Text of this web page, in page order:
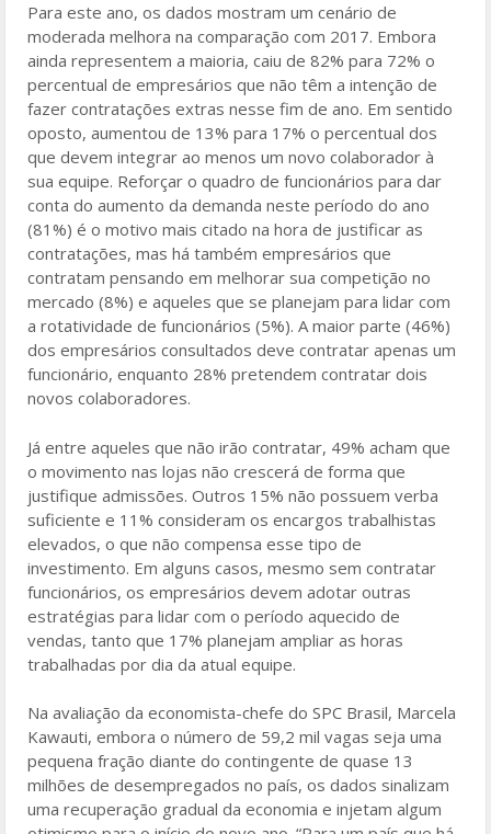
Para este ano, os dados mostram um cenário de
moderada melhora na comparação com 2017. Embora
ainda representem a maioria, caiu de 82% para 72% o
percentual de empresários que não têm a intenção de
fazer contratações extras nesse fim de ano. Em sentido
oposto, aumentou de 13% para 17% o percentual dos
que devem integrar ao menos um novo colaborador à
sua equipe. Reforçar o quadro de funcionários para dar
conta do aumento da demanda neste período do ano
(81%) é o motivo mais citado na hora de justificar as
contratações, mas há também empresários que
contratam pensando em melhorar sua competição no
mercado (8%) e aqueles que se planejam para lidar com
a rotatividade de funcionários (5%). A maior parte (46%)
dos empresários consultados deve contratar apenas um
funcionário, enquanto 28% pretendem contratar dois
novos colaboradores.
Já entre aqueles que não irão contratar, 49% acham que
o movimento nas lojas não crescerá de forma que
justifique admissões. Outros 15% não possuem verba
suficiente e 11% consideram os encargos trabalhistas
elevados, o que não compensa esse tipo de
investimento. Em alguns casos, mesmo sem contratar
funcionários, os empresários devem adotar outras
estratégias para lidar com o período aquecido de
vendas, tanto que 17% planejam ampliar as horas
trabalhadas por dia da atual equipe.
Na avaliação da economista-chefe do SPC Brasil, Marcela
Kawauti, embora o número de 59,2 mil vagas seja uma
pequena fração diante do contingente de quase 13
milhões de desempregados no país, os dados sinalizam
uma recuperação gradual da economia e injetam algum